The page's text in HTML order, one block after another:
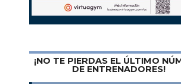
¡NO TE PIERDAS EL ÚLTIMO
DE ENTRENADORES!